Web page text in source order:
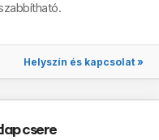
Helyszín és kapcsolat »
csere